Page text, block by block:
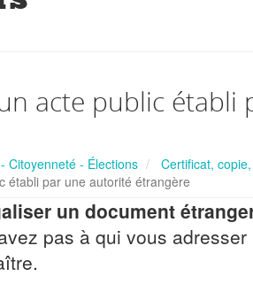
acte public établi
Citoyenneté - Élections
Certificat,
établi par une autorité étrangère
un document
pas à qui vous